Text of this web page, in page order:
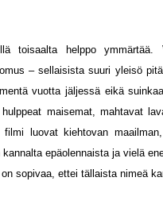
toisaalta helppo ymmärtää.
– sellaisista suuri yleisö
vuotta jäljessä eikä
maisemat, mahtavat
luovat kiehtovan
kannalta epäolennaista ja vielä
sopivaa, ettei tällaista nimeä